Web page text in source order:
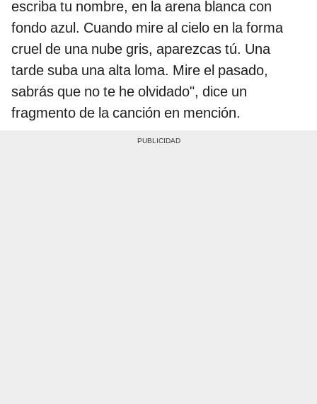
escriba tu nombre, en la arena blanca con
fondo azul. Cuando mire al cielo en la forma
cruel de una nube gris, aparezcas tú. Una
tarde suba una alta loma. Mire el pasado,
sabrás que no te he olvidado", dice un
fragmento de la canción en mención.